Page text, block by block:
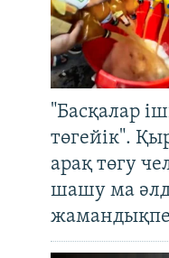
"Басқалар
төгейік".
арақ төгу
шашу ма